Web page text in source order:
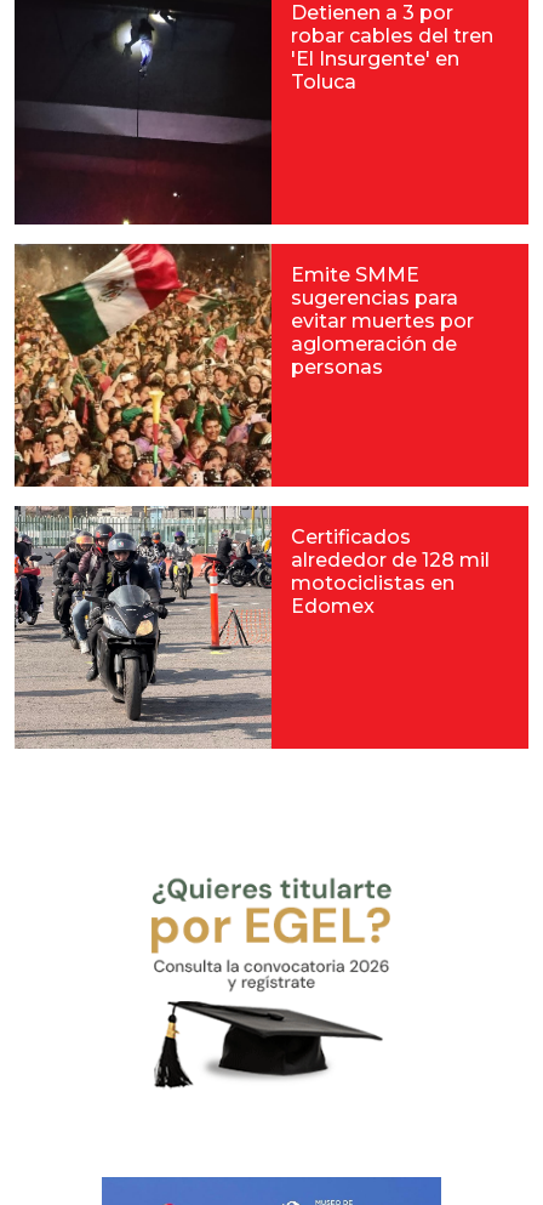
Detienen a 3 por
robar cables del tren
'El Insurgente' en
Toluca
Emite SMME
sugerencias para
evitar muertes por
aglomeración de
personas
Certificados
alrededor de 128 mil
motociclistas en
Edomex